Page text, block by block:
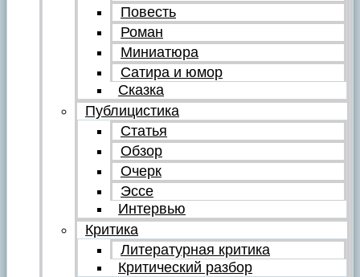
Повесть
Роман
Миниатюра
Сатира и юмор
Сказка
Публицистика
Статья
Обзор
Очерк
Эссе
Интервью
Критика
Литературная критика
Критический разбор